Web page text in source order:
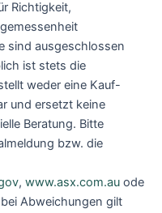
Richtigkeit,
sind ausgeschlossen
ist stets die
weder eine Kauf-
und ersetzt keine
Beratung. Bitte
bzw. die
, www.asx.com.au ode
Abweichungen gilt